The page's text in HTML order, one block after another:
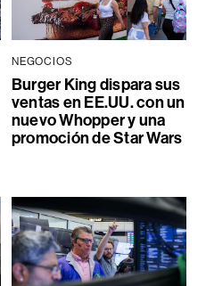
NEGOCIOS
Burger King dispara sus
ventas en EE.UU. con un
nuevo Whopper y una
promoción de Star Wars